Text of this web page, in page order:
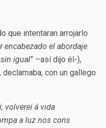
que intentaran arrojarlo
encabezado el abordaje
igual” –así dijo él-),
con un gallego
volverei á vida
a luz nos cons